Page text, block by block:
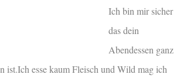
Ich bin mir sicher
das dein
Abendessen ganz
ist.Ich esse kaum Fleisch und Wild mag ich